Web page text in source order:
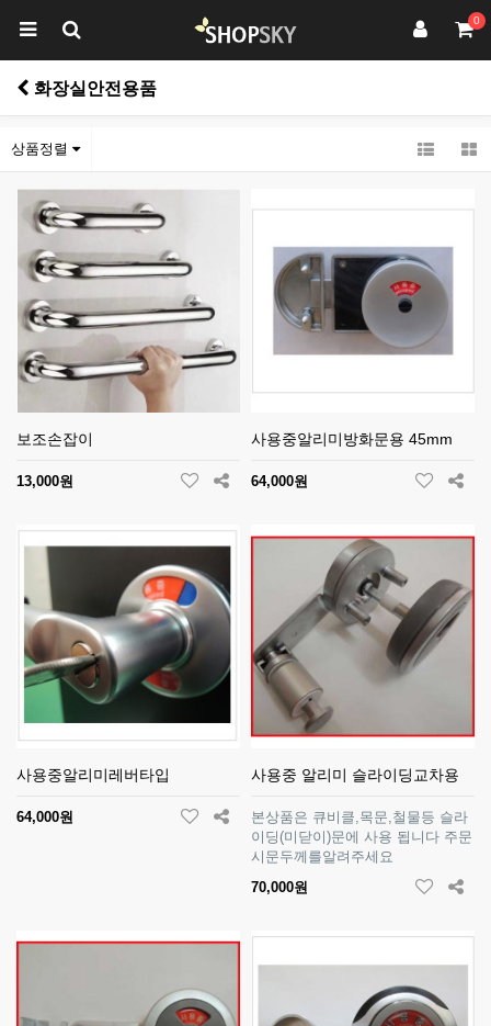
0
화장실안전용품
상품정렬
보조손잡이
13,000원
사용중알리미방화문용 45mm
64,000원
사용중알리미레버타입
64,000원
사용중 알리미 슬라이딩교차용
본상품은 큐비클,목문,철물등 슬라
이딩(미닫이)문에 사용 됩니다 주문
시문두께를알려주세요
70,000원